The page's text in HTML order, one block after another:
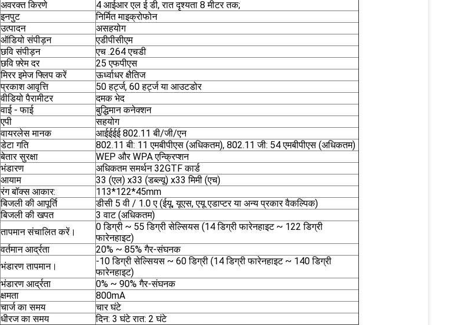
अवरक्त किरणे
4 आईआर एल ई डी, रात दृश्यता 8 मीटर तक;
इनपुट
निर्मित माइक्रोफोन
उत्पादन
असहयोग
ऑडियो संपीड़न
एडीपीसीएम
छवि संपीड़न
एच .264 एचडी
छवि फ़्रेम दर
25 एफपीएस
मिरर इमेज फ्लिप करें
ऊर्ध्वाधर क्षैतिज
प्रकाश आवृत्ति
50 हर्ट्ज, 60 हर्ट्ज या आउटडोर
वीडियो पैरामीटर
दमक भेद
वाई - फाई
बुद्धिमान कनेक्शन
एपी
सहयोग
वायरलेस मानक
आईईईई 802.11 बी/जी/एन
डेटा गति
802.11 बी: 11 एमबीपीएस (अधिकतम), 802.11 जी: 54 एमबीपीएस (अधिकतम)
बेतार सुरक्षा
WEP और WPA एन्क्रिप्शन
भंडारण
अधिकतम समर्थन 32GTF कार्ड
आयाम
33 (एल) x33 (डब्ल्यू) x33 मिमी (एच)
रंग बॉक्स आकार:
113*122*45mm
बिजली की आपूर्ति
डीसी 5 वी / 1.0 ए (ईयू, यूएस, एयू एडाप्टर या अन्य प्रकार वैकल्पिक)
बिजली की खपत
3 वाट (अधिकतम)
तापमान संचालित करें।
0 डिग्री ~ 55 डिग्री सेल्सियस (14 डिग्री फारेनहाइट ~ 122 डिग्री
फारेनहाइट)
वर्तमान आर्द्रता
20% ~ 85% गैर-संघनक
भंडारण तापमान।
-10 डिग्री सेल्सियस ~ 60 डिग्री (14 डिग्री फारेनहाइट ~ 140 डिग्री
फारेनहाइट)
भंडारण आर्द्रता
0% ~ 90% गैर-संघनक
क्षमता
800mA
चार्ज का समय
चार घंटे
धीरज का समय
दिन: 3 घंटे रात: 2 घंटे